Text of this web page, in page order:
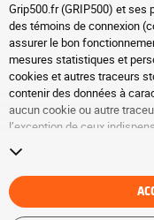
Grip500.fr (GRIP500) et
des témoins de connexion
assurer le bon
mesures statistiques et
cookies et autres traceurs
contenir des données à
aucun cookie ou autre
l’exception de ceux
consentement à tout
traceurs. Vous pouvez
dépôt de cookies ou autres
aux services GRIP500.